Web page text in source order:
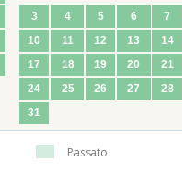
3
4 5 6 7
10
11 12 13 14
17
18 19 20 21
24
25 26 27 28
31
Passato